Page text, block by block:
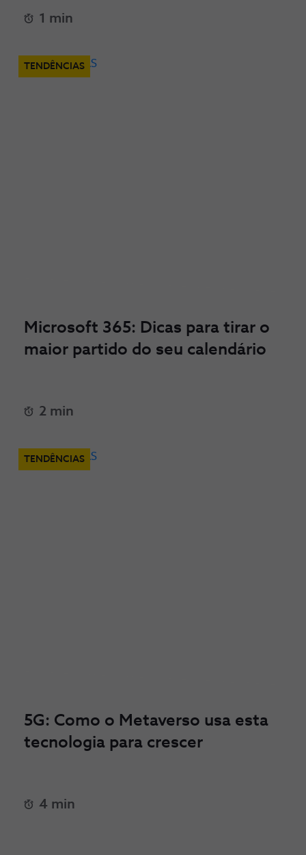
1 min
TENDÊNCIAS
Microsoft 365: Dicas para tirar o
maior partido do seu calendário
2 min
TENDÊNCIAS
5G: Como o Metaverso usa esta
tecnologia para crescer
4 min